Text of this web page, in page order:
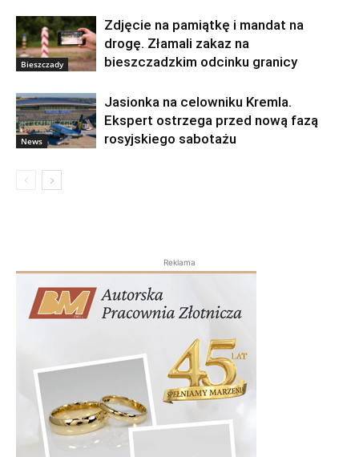
Bieszczady
Zdjęcie na pamiątkę i mandat na
drogę. Złamali zakaz na
bieszczadzkim odcinku granicy
News
Jasionka na celowniku Kremla.
Ekspert ostrzega przed nową fazą
rosyjskiego sabotażu
Reklama